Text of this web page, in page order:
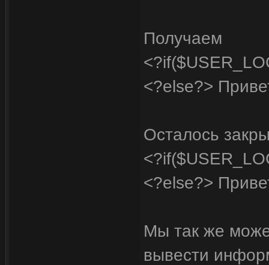
Получаем
<?else?>
Осталось
<?else?>
Мы так же
вывести